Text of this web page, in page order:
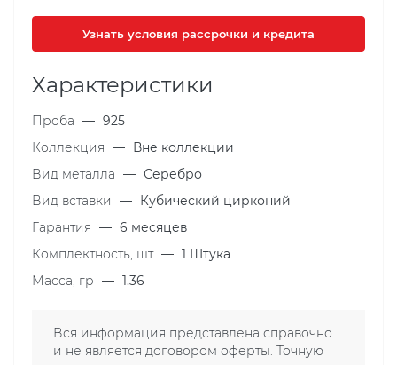
Узнать условия рассрочки и кредита
Характеристики
Проба — 925
Коллекция — Вне коллекции
Вид металла — Серебро
Вид вставки
— Кубический цирконий
Гарантия — 6 месяцев
Комплектность, шт — 1 Штука
Масса, гр — 1.36
Вся информация представлена справочно
и не является договором оферты. Точную